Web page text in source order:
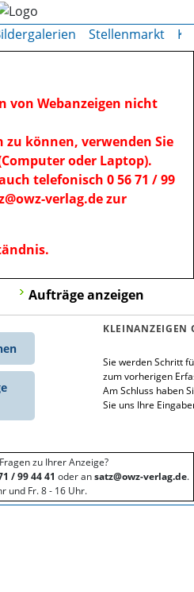
OWZ zum Sonntag
Stellenmarkt
von Webanzeigen nicht
zu können, verwenden Sie
oder Laptop).
telefonisch 0 56 71 / 99
verlag.de zur
Aufträge anzeigen
KLEINANZEIGEN
Sie werden Schritt
zum vorherigen
Am Schluss haben
Sie uns Ihre
zu Ihrer Anzeige?
/ 99 44 41 oder ansatz@owz-verlag.de.
und Fr. 8 - 16 Uhr.